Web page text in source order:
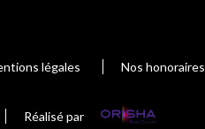
légales Nos honoraires
Réalisé par